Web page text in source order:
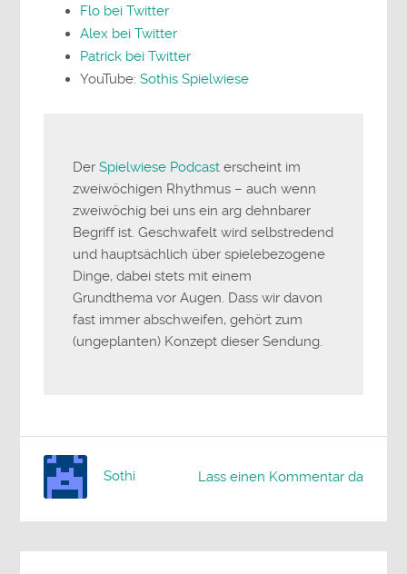
Flo bei Twitter
Alex bei Twitter
Patrick bei Twitter
YouTube:Sothis Spielwiese
DerSpielwiese Podcast erscheint im
zweiwöchigen Rhythmus – auch wenn
zweiwöchig bei uns ein arg dehnbarer
Begriff ist. Geschwafelt wird selbstredend
und hauptsächlich über spielebezogene
Dinge, dabei stets mit einem
Grundthema vor Augen. Dass wir davon
fast immer abschweifen, gehört zum
(ungeplanten) Konzept dieser Sendung.
Lass einen Kommentar da
Sothi